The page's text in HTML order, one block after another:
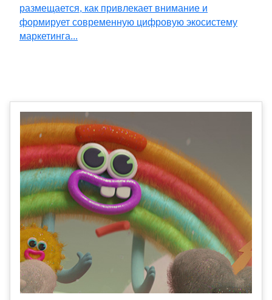
размещается, как привлекает внимание и
формирует современную цифровую экосистему
маркетинга...